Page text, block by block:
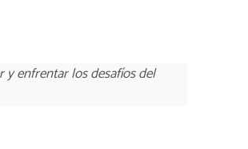
enfrentar los desafíos del